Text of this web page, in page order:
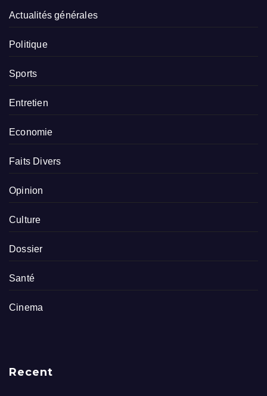
Actualités générales
Politique
Sports
Entretien
Economie
Faits Divers
Opinion
Culture
Dossier
Santé
Cinema
Recent